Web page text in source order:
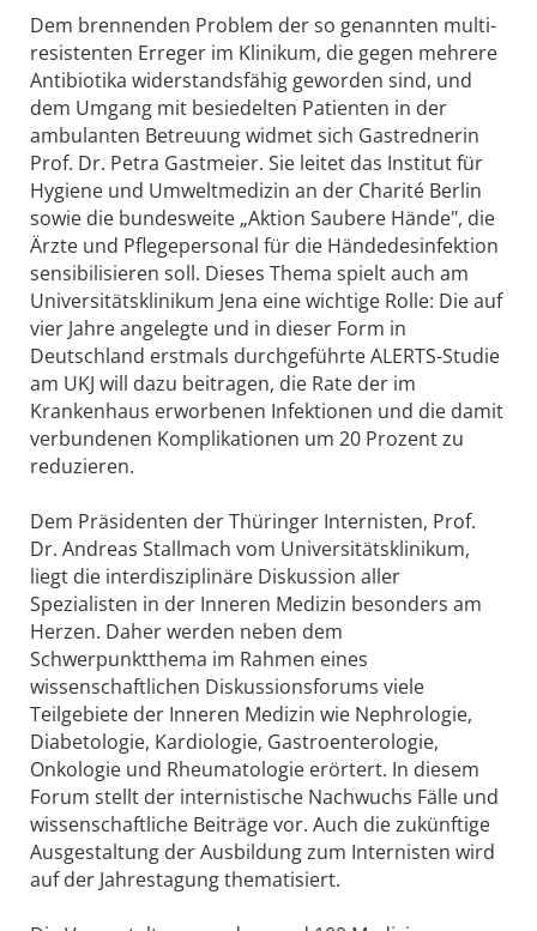
Dem brennenden Problem der so genannten multi-
resistenten Erreger im Klinikum, die gegen mehrere
Antibiotika widerstandsfähig geworden sind, und
dem Umgang mit besiedelten Patienten in der
ambulanten Betreuung widmet sich Gastrednerin
Prof. Dr. Petra Gastmeier. Sie leitet das Institut für
Hygiene und Umweltmedizin an der Charité Berlin
sowie die bundesweite „Aktion Saubere Hände", die
Ärzte und Pflegepersonal für die Händedesinfektion
sensibilisieren soll. Dieses Thema spielt auch am
Universitätsklinikum Jena eine wichtige Rolle: Die auf
vier Jahre angelegte und in dieser Form in
Deutschland erstmals durchgeführte ALERTS-Studie
am UKJ will dazu beitragen, die Rate der im
Krankenhaus erworbenen Infektionen und die damit
verbundenen Komplikationen um 20 Prozent zu
reduzieren.
Dem Präsidenten der Thüringer Internisten, Prof.
Dr. Andreas Stallmach vom Universitätsklinikum,
liegt die interdisziplinäre Diskussion aller
Spezialisten in der Inneren Medizin besonders am
Herzen. Daher werden neben dem
Schwerpunktthema im Rahmen eines
wissenschaftlichen Diskussionsforums viele
Teilgebiete der Inneren Medizin wie Nephrologie,
Diabetologie, Kardiologie, Gastroenterologie,
Onkologie und Rheumatologie erörtert. In diesem
Forum stellt der internistische Nachwuchs Fälle und
wissenschaftliche Beiträge vor. Auch die zukünftige
Ausgestaltung der Ausbildung zum Internisten wird
auf der Jahrestagung thematisiert.